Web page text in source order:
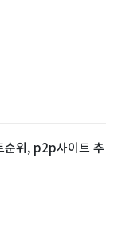
위, p2p사이트 추